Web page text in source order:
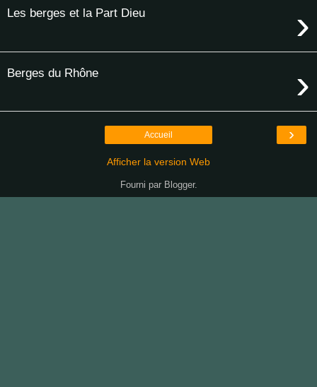
Les berges et la Part Dieu ›
Berges du Rhône ›
›
Accueil
Afficher la version Web
Fourni par Blogger.